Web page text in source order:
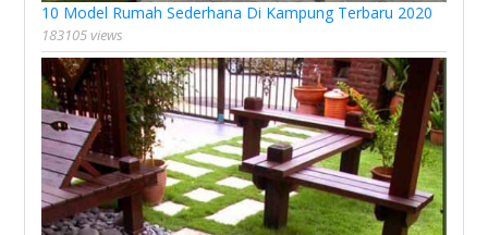
10 Model Rumah Sederhana Di Kampung Terbaru 2020
183105 views